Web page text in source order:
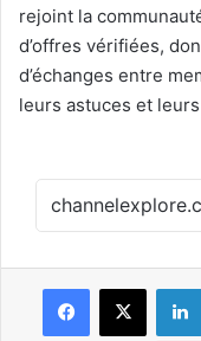
rejoint la
d’offres vérifiées,
d’échanges entre
leurs astuces et